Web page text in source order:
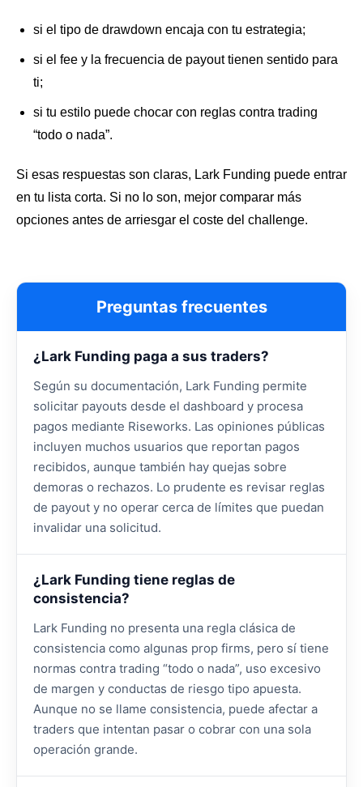
si el tipo de drawdown encaja con tu estrategia;
si el fee y la frecuencia de payout tienen sentido para
ti;
si tu estilo puede chocar con reglas contra trading
“todo o nada”.
Si esas respuestas son claras, Lark Funding puede entrar
en tu lista corta. Si no lo son, mejor comparar más
opciones antes de arriesgar el coste del challenge.
Preguntas frecuentes
¿Lark Funding paga a sus traders?
Según su documentación, Lark Funding permite
solicitar payouts desde el dashboard y procesa
pagos mediante Riseworks. Las opiniones públicas
incluyen muchos usuarios que reportan pagos
recibidos, aunque también hay quejas sobre
demoras o rechazos. Lo prudente es revisar reglas
de payout y no operar cerca de límites que puedan
invalidar una solicitud.
¿Lark Funding tiene reglas de
consistencia?
Lark Funding no presenta una regla clásica de
consistencia como algunas prop firms, pero sí tiene
normas contra trading “todo o nada”, uso excesivo
de margen y conductas de riesgo tipo apuesta.
Aunque no se llame consistencia, puede afectar a
traders que intentan pasar o cobrar con una sola
operación grande.